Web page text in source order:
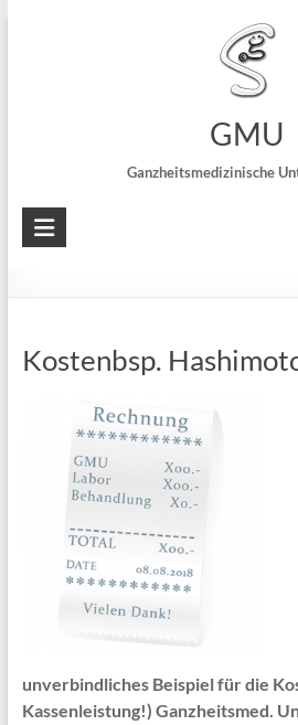
~ Speckweg 22 ~
Leistungen der
GMU
Ganzheitsmedizinische
Schilddrüse
Kostenbsp.
unverbindliches Beispiel für die
Kassenleistung!) Ganzheitsmed.